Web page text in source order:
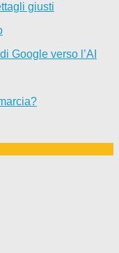
giusti
Google verso l’AI